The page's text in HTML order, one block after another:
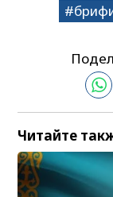
Читайте